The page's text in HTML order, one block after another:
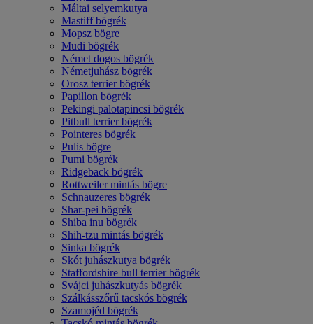
Máltai selyemkutya
Mastiff bögrék
Mopsz bögre
Mudi bögrék
Német dogos bögrék
Németjuhász bögrék
Orosz terrier bögrék
Papillon bögrék
Pekingi palotapincsi bögrék
Pitbull terrier bögrék
Pointeres bögrék
Pulis bögre
Pumi bögrék
Ridgeback bögrék
Rottweiler mintás bögre
Schnauzeres bögrék
Shar-pei bögrék
Shiba inu bögrék
Shih-tzu mintás bögrék
Sinka bögrék
Skót juhászkutya bögrék
Staffordshire bull terrier bögrék
Svájci juhászkutyás bögrék
Szálkásszőrű tacskós bögrék
Szamojéd bögrék